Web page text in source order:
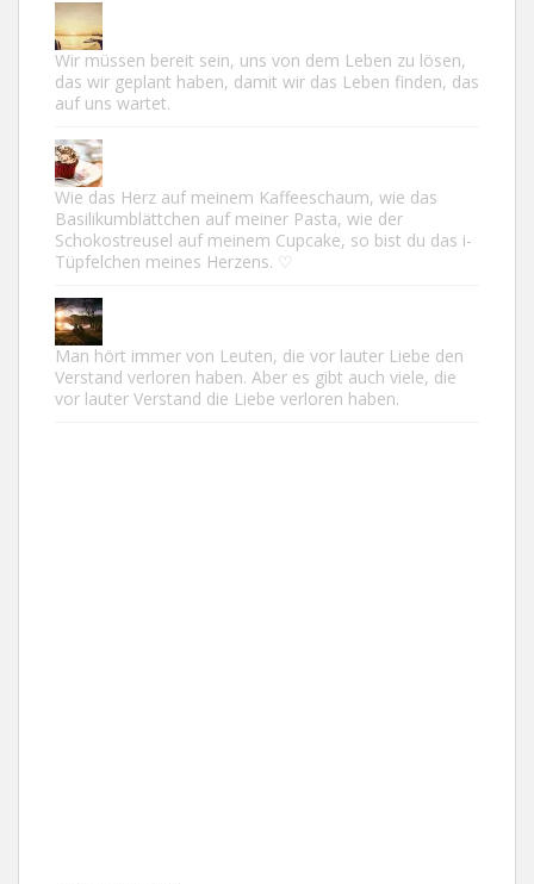
Wir müssen bereit sein, uns von dem Leben zu lösen,
das wir geplant haben, damit wir das Leben finden, das
auf uns wartet.
Wie das Herz auf meinem Kaffeeschaum, wie das
Basilikumblättchen auf meiner Pasta, wie der
Schokostreusel auf meinem Cupcake, so bist du das i-
Tüpfelchen meines Herzens. ♡
Man hört immer von Leuten, die vor lauter Liebe den
Verstand verloren haben. Aber es gibt auch viele, die
vor lauter Verstand die Liebe verloren haben.